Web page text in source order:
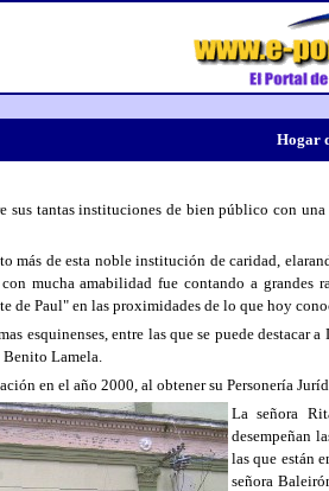
Hogar
sus tantas instituciones de bien público con
más de esta noble institución de caridad,
mucha amabilidad fue contando a
de Paul" en las proximidades de lo que hoy
esquinenses, entre las que se puede
Lamela.
en el año 2000, al obtener su Personería
La señora
desempeñan
las que están
señora